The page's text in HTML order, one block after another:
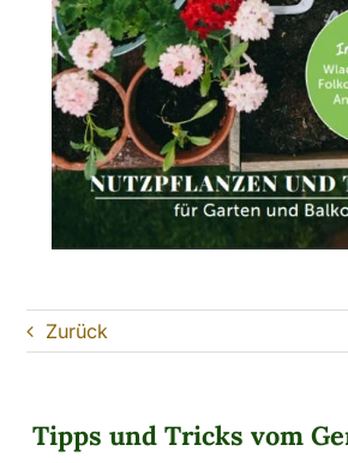
Zurück
Tipps und Tricks vom